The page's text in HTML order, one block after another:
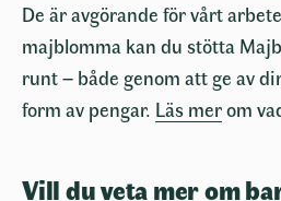
De är avgörande för vårt
majblomma kan du stötta
runt – både genom att ge av
form av pengar. Läs merom
Vill du veta mer om